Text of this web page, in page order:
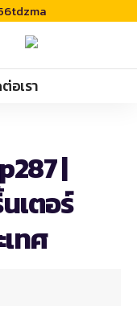
อเรา
|
เตอร์
ทศ